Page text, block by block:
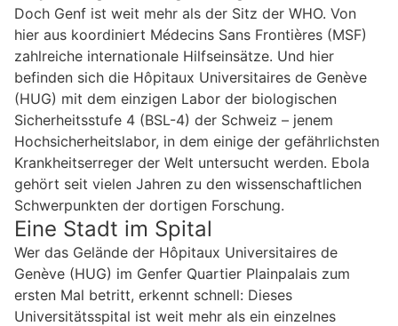
Doch Genf ist weit mehr als der Sitz der WHO. Von
hier aus koordiniert Médecins Sans Frontières (MSF)
zahlreiche internationale Hilfseinsätze. Und hier
befinden sich die Hôpitaux Universitaires de Genève
(HUG) mit dem einzigen Labor der biologischen
Sicherheitsstufe 4 (BSL-4) der Schweiz – jenem
Hochsicherheitslabor, in dem einige der gefährlichsten
Krankheitserreger der Welt untersucht werden. Ebola
gehört seit vielen Jahren zu den wissenschaftlichen
Schwerpunkten der dortigen Forschung.
Eine Stadt im Spital
Wer das Gelände der Hôpitaux Universitaires de
Genève (HUG) im Genfer Quartier Plainpalais zum
ersten Mal betritt, erkennt schnell: Dieses
Universitätsspital ist weit mehr als ein einzelnes